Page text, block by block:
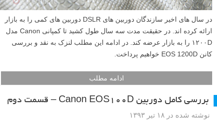
در سال های اخیر سازندگان دوربین های DSLR دوربین های کمی را به بازار
ارائه کرده اند. در حقیقت مدت سه سال طول کشید تا کمپانی Canon مدل
۱۲۰۰D را به بازار عرضه کند. در ادامه این مطلب لنزک به نقد و بررسی
کانن EOS 1200D خواهیم پرداخت.
ادامه مطلب
بررسی کامل دوربین Canon EOS100D – قسمت دوم
نوشته شده در ۱۸ تیر ۱۳۹۳